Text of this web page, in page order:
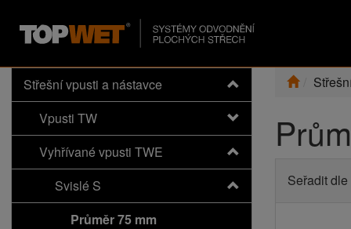
Střešní vpusti a nástavce
Vpusti TW
Vyhřívané vpusti TWE
Svislé S
Průměr 75 mm
Seřadit dle